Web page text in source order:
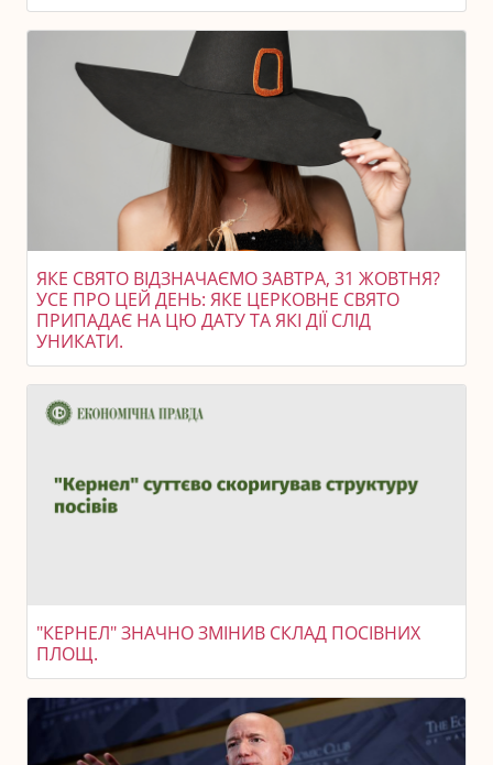
ЯКЕ СВЯТО ВІДЗНАЧАЄМО ЗАВТРА, 31 ЖОВТНЯ?
УСЕ ПРО ЦЕЙ ДЕНЬ: ЯКЕ ЦЕРКОВНЕ СВЯТО
ПРИПАДАЄ НА ЦЮ ДАТУ ТА ЯКІ ДІЇ СЛІД
УНИКАТИ.
"КЕРНЕЛ" ЗНАЧНО ЗМІНИВ СКЛАД ПОСІВНИХ
ПЛОЩ.